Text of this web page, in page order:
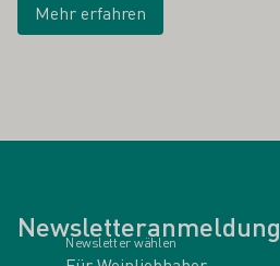
Mehr erfahren
Newsletteranmeldung
Newsletter wählen